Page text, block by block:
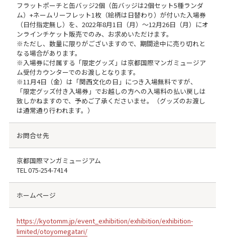
フラットポーチと缶バッジ2個（缶バッジは2個セット5種ランダ
ム）+ネームリーフレット1枚（絵柄は日替わり）が付いた入場券
（日付指定無し）を、2022年8月1日（月）～12月26日（月）にオ
ンラインチケット販売でのみ、お求めいただけます。
※ただし、数量に限りがございますので、期間途中に売り切れと
なる場合があります。
※入場券に付属する「限定グッズ」は京都国際マンガミュージア
ム受付カウンターでのお渡しとなります。
※11月4日（金）は「関西文化の日」につき入場無料ですが、
「限定グッズ付き入場券」でお越しの方への入場料の払い戻しは
致しかねますので、予めご了承くださいませ。（グッズのお渡し
は通常通り行われます。）
お問合せ先
京都国際マンガミュージアム
TEL075-254-7414
ホームページ
https://kyotomm.jp/event_exhibition/exhibition/exhibition-
limited/otoyomegatari/